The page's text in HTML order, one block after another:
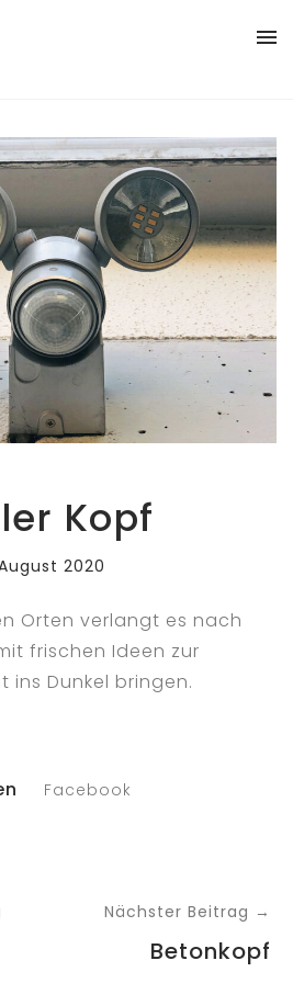
Kopf
2020
Orten verlangt es nach
frischen Ideen zur
ins Dunkel bringen.
Facebook
Nächster Beitrag →
Betonkopf